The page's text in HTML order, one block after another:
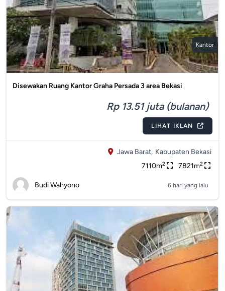
Kantor
Disewakan Ruang Kantor Graha Persada 3 area Bekasi
Rp 13.51 juta (bulanan)
LIHAT IKLAN
Jawa Barat, Kabupaten Bekasi
7110m2 7821m2
Budi Wahyono 6 hari yang lalu